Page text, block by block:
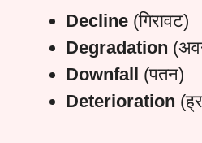
Decline (गिरावट)
Degradation
Downfall
(पतन)
Deterioration